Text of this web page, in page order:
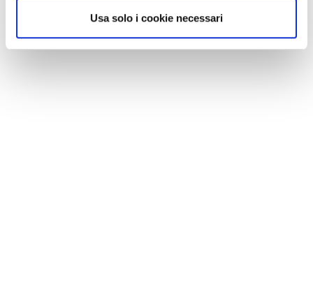
Usa solo i cookie necessari